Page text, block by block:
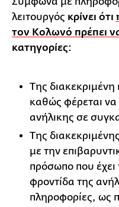
λειτουργός κρίνει ότι
τον Κολωνό πρέπει
κατηγορίες:
Της
καθώς φέρεται να
ανήλικης σε
Της
με την
πρόσωπο που έχει
φροντίδα της
πληροφορίες, ως